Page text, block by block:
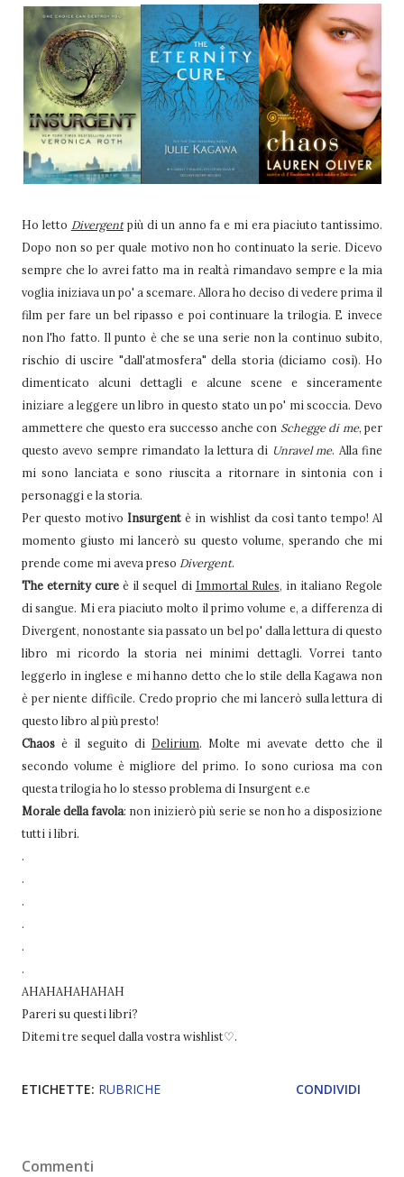
Ho letto Divergent più di un anno fa e mi era piaciuto tantissimo.
Dopo non so per quale motivo non ho continuato la serie. Dicevo
sempre che lo avrei fatto ma in realtà rimandavo sempre e la mia
voglia iniziava un po' a scemare. Allora ho deciso di vedere prima il
film per fare un bel ripasso e poi continuare la trilogia. E invece
non l'ho fatto. Il punto è che se una serie non la continuo subito,
rischio di uscire "dall'atmosfera" della storia (diciamo così). Ho
dimenticato alcuni dettagli e alcune scene e sinceramente
iniziare a leggere un libro in questo stato un po' mi scoccia. Devo
ammettere che questo era successo anche con Schegge di me, per
questo avevo sempre rimandato la lettura di Unravel me. Alla fine
mi sono lanciata e sono riuscita a ritornare in sintonia con i
personaggi e la storia.
Per questo motivo Insurgent è in wishlist da così tanto tempo! Al
momento giusto mi lancerò su questo volume, sperando che mi
prende come mi aveva preso Divergent.
The eternity cure è il sequel di Immortal Rules, in italiano Regole
di sangue. Mi era piaciuto molto il primo volume e, a differenza di
Divergent, nonostante sia passato un bel po' dalla lettura di questo
libro mi ricordo la storia nei minimi dettagli. Vorrei tanto
leggerlo in inglese e mi hanno detto che lo stile della Kagawa non
è per niente difficile. Credo proprio che mi lancerò sulla lettura di
questo libro al più presto!
Chaos è il seguito di Delirium. Molte mi avevate detto che il
secondo volume è migliore del primo. Io sono curiosa ma con
questa trilogia ho lo stesso problema di Insurgent e.e
Morale della favola: non inizierò più serie se non ho a disposizione
tutti i libri.
.
.
.
.
.
.
AHAHAHAHAHAH
Pareri su questi libri?
Ditemi tre sequel dalla vostra wishlist♡.
ETICHETTE: RUBRICHE CONDIVIDI
Commenti